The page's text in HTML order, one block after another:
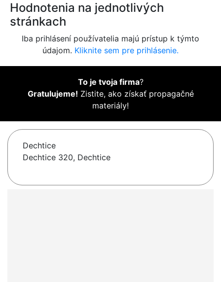
Hodnotenia na jednotlivých
stránkach
Iba prihlásení používatelia majú prístup k týmto
údajom. Kliknite sem pre prihlásenie.
To je tvoja firma?
Gratulujeme! Zistite, ako získať propagačné
materiály!
Dechtice
Dechtice 320, Dechtice